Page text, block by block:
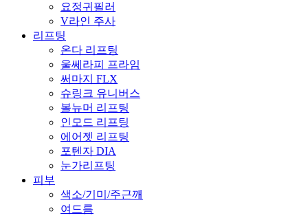
요정귀필러
V라인 주사
리프팅
온다 리프팅
울쎄라피 프라임
써마지 FLX
슈링크 유니버스
볼뉴머 리프팅
인모드 리프팅
에어젯 리프팅
포텐자 DIA
눈가리프팅
피부
색소/기미/주근깨
여드름